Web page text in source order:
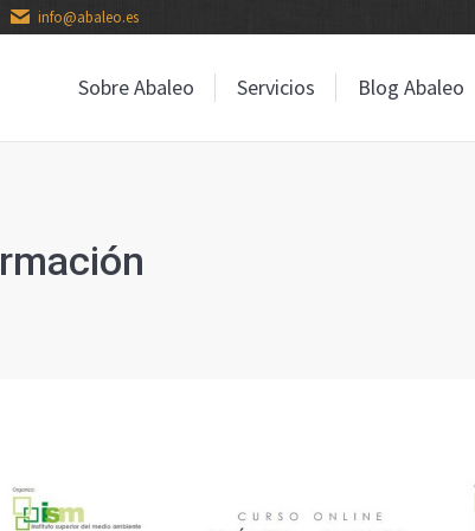
info@abaleo.es
Sobre Abaleo Servicios Blog Abaleo